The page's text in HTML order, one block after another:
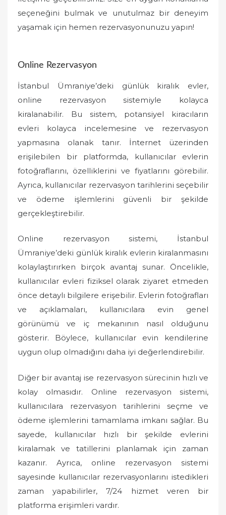
seçeneğini bulmak ve unutulmaz bir deneyim
yaşamak için hemen rezervasyonunuzu yapın!
Online Rezervasyon
İstanbul Ümraniye’deki günlük kiralık evler,
online rezervasyon sistemiyle kolayca
kiralanabilir. Bu sistem, potansiyel kiracıların
evleri kolayca incelemesine ve rezervasyon
yapmasına olanak tanır. İnternet üzerinden
erişilebilen bir platformda, kullanıcılar evlerin
fotoğraflarını, özelliklerini ve fiyatlarını görebilir.
Ayrıca, kullanıcılar rezervasyon tarihlerini seçebilir
ve ödeme işlemlerini güvenli bir şekilde
gerçekleştirebilir.
Online rezervasyon sistemi, İstanbul
Ümraniye’deki günlük kiralık evlerin kiralanmasını
kolaylaştırırken birçok avantaj sunar. Öncelikle,
kullanıcılar evleri fiziksel olarak ziyaret etmeden
önce detaylı bilgilere erişebilir. Evlerin fotoğrafları
ve açıklamaları, kullanıcılara evin genel
görünümü ve iç mekanının nasıl olduğunu
gösterir. Böylece, kullanıcılar evin kendilerine
uygun olup olmadığını daha iyi değerlendirebilir.
Diğer bir avantaj ise rezervasyon sürecinin hızlı ve
kolay olmasıdır. Online rezervasyon sistemi,
kullanıcılara rezervasyon tarihlerini seçme ve
ödeme işlemlerini tamamlama imkanı sağlar. Bu
sayede, kullanıcılar hızlı bir şekilde evlerini
kiralamak ve tatillerini planlamak için zaman
kazanır. Ayrıca, online rezervasyon sistemi
sayesinde kullanıcılar rezervasyonlarını istedikleri
zaman yapabilirler, 7/24 hizmet veren bir
platforma erişimleri vardır.